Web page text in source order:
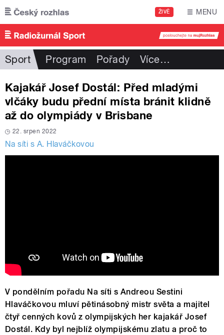
Přejít k hlavnímu obsahu
ŽIVĚ MENU
Sport Program Pořady Více…
Kajakář Josef Dostál: Před mladými
vlčáky budu přední místa bránit klidně
až do olympiády v Brisbane
22. srpen 2022
Na síti s A. Hlaváčkovou
V pondělním pořadu Na síti s Andreou Sestini
Hlaváčkovou mluví pětinásobný mistr světa a majitel
čtyř cenných kovů z olympijských her kajakář Josef
Dostál. Kdy byl nejblíž olympijskému zlatu a proč to